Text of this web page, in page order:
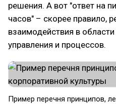
решения. А вот "ответ на
часов" – скорее правило,
взаимодействия в
управления и процессов.
Пример перечня принципов,